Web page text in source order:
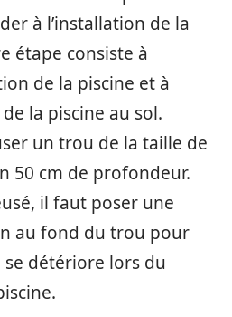
à l’installation de la
étape consiste à
de la piscine et à
la piscine au sol.
un trou de la taille de
50 cm de profondeur.
il faut poser une
au fond du trou pour
détériore lors du